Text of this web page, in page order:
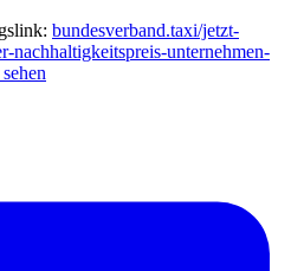
bundesverband.taxi/jetzt-
nachhaltigkeitspreis-unternehmen-